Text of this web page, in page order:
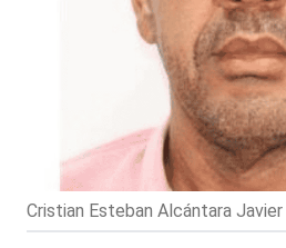
Cristian Esteban Alcántara Javier